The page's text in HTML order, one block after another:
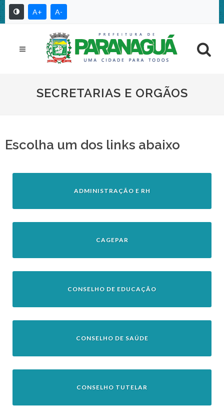
A+ A-
SECRETARIAS E ORGÃOS
Escolha um dos links abaixo
ADMINISTRAÇÃO E RH
CAGEPAR
CONSELHO DE EDUCAÇÃO
CONSELHO DE SAÚDE
CONSELHO TUTELAR